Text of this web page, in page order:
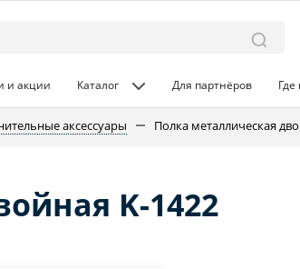
и акции Каталог Для партнёров Где
аксессуары Полка металлическая
K-1422